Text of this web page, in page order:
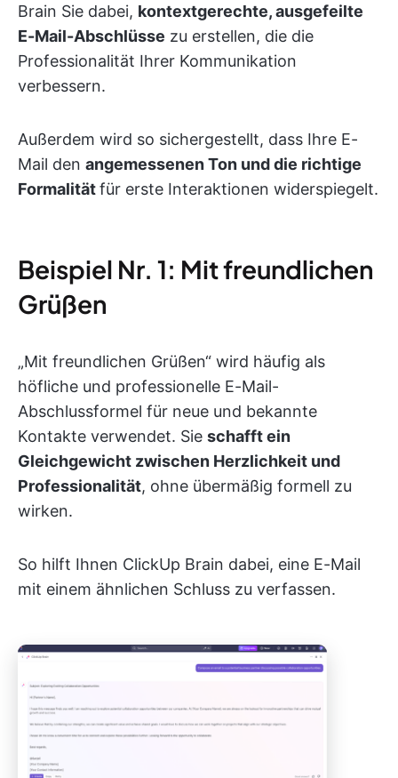
Brain Sie dabei, kontextgerechte, ausgefeilte
E-Mail-Abschlüsse zu erstellen, die die
Professionalität Ihrer Kommunikation
verbessern.
Außerdem wird so sichergestellt, dass Ihre E-
Mail den angemessenen Ton und die richtige
Formalitätfür erste Interaktionen widerspiegelt.
Beispiel Nr. 1: Mit freundlichen
Grüßen
„Mit freundlichen Grüßen“ wird häufig als
höfliche und professionelle E-Mail-
Abschlussformel für neue und bekannte
Kontakte verwendet. Sie schafft ein
Gleichgewicht zwischen Herzlichkeit und
Professionalität, ohne übermäßig formell zu
wirken.
So hilft Ihnen ClickUp Brain dabei, eine E-Mail
mit einem ähnlichen Schluss zu verfassen.